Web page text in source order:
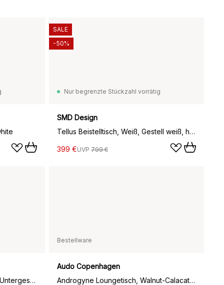
Nur begrenzte Stückzahl vorrätig
SMD Design
Tellus Beistelltisch, Weiß, Gestell weiß, h41 d100
399 €UVP 799 €
SALE
-50%
Ninety Couchtisch 60x120 cm, Untergestell smoked oak, Weißer marmor
Bestellware
Audo Copenhagen
Androgyne Loungetisch, Walnut-Calacatta viola